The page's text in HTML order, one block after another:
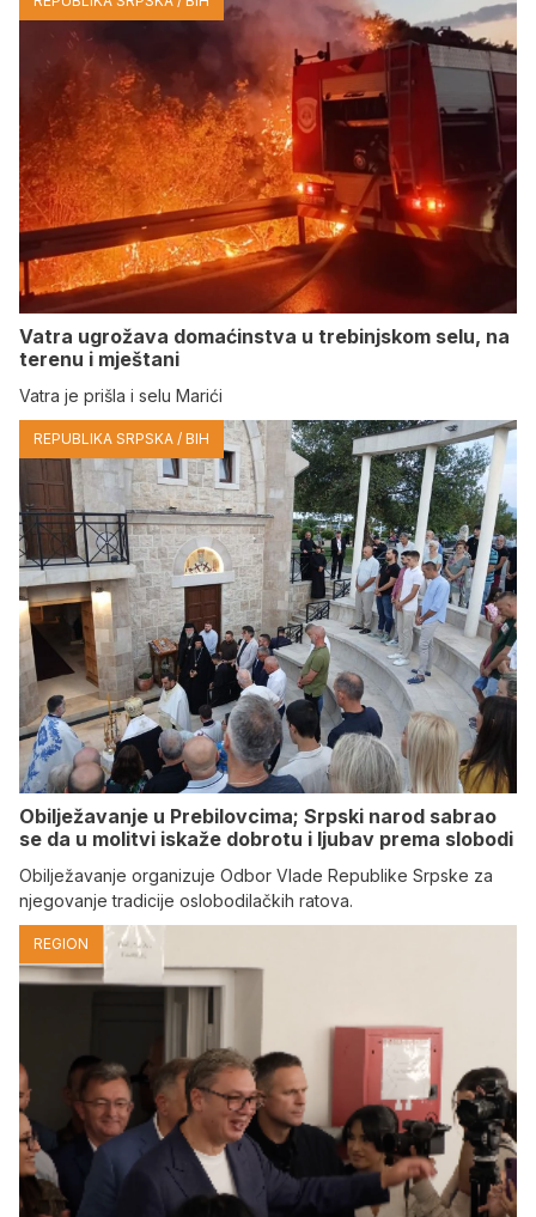
Vatra ugrožava domaćinstva u trebinjskom selu, na
terenu i mještani
Vatra je prišla i selu Marići
REPUBLIKA SRPSKA / BIH
Obilježavanje u Prebilovcima; Srpski narod sabrao
se da u molitvi iskaže dobrotu i ljubav prema slobodi
Obilježavanje organizuje Odbor Vlade Republike Srpske za
njegovanje tradicije oslobodilačkih ratova.
REGION